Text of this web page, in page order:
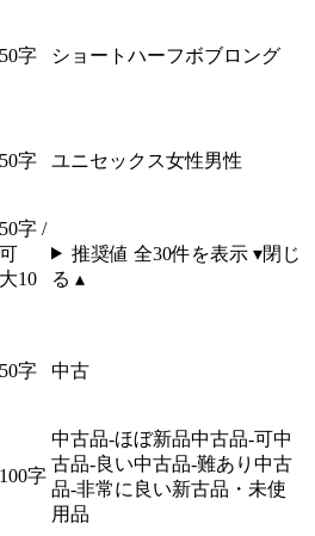
字 ショート ハーフボブロング
字 ユニセックス女性男性
字 /
10
推奨値 全30件を表示 ▾閉じ
る ▴
字 中古
字
中古品-ほぼ新品中古品-可中
古品-良い中古品-難あり 中古
品-非常に良い新古品・未使
用品